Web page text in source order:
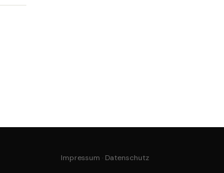
Impressum · Datenschutz